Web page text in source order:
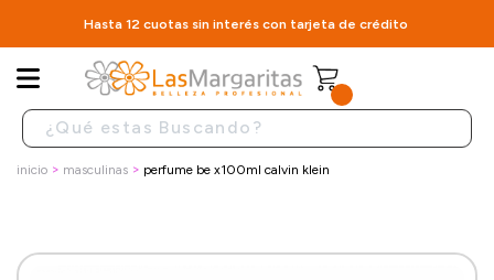
Hasta 12 cuotas sin interés con tarjeta de crédito
inicio masculinas perfume be x100ml calvin klein